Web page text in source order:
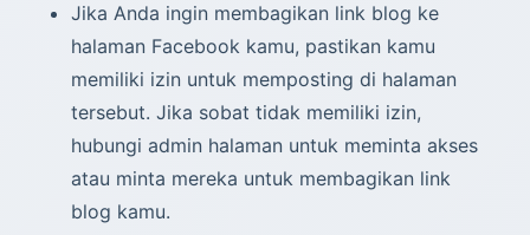
Jika Anda ingin membagikan link blog ke
halaman Facebook kamu, pastikan kamu
memiliki izin untuk memposting di halaman
tersebut. Jika sobat tidak memiliki izin,
hubungi admin halaman untuk meminta akses
atau minta mereka untuk membagikan link
blog kamu.